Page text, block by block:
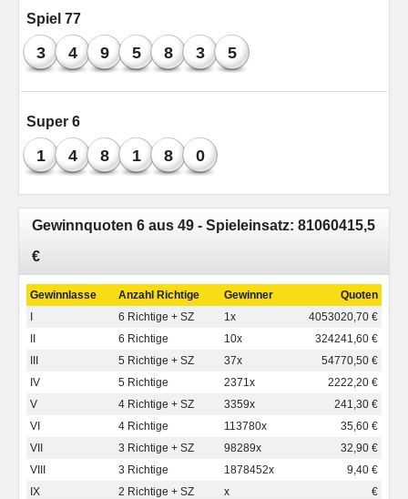
Spiel 77
3 4 9 5 8 3 5
Super 6
1 4 8 1 8 0
Gewinnquoten 6 aus 49 - Spieleinsatz: 81060415,5
€
Gewinnlasse Anzahl Richtige Gewinner
Quoten
I
6 Richtige + SZ 1x
4053020,70 €
II
6 Richtige 10x
324241,60 €
III
5 Richtige + SZ 37x
54770,50 €
IV
5 Richtige 2371x
2222,20 €
V
4 Richtige + SZ 3359x
241,30 €
VI
4 Richtige 113780x
35,60 €
VII
3 Richtige + SZ 98289x
32,90 €
VIII
3 Richtige 1878452x
9,40 €
IX
2 Richtige + SZ x €